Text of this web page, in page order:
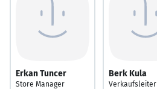
Erkan Tuncer
Store Manager
Berk Kula
Verkaufsleiter